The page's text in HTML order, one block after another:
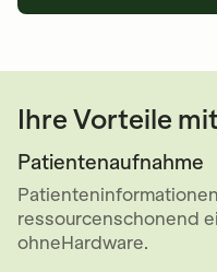
Ihre Vorteile
Patientenaufnahme
ressourcenschonend
ohneHardware.